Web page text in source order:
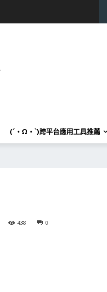
(´・Ω・`)跨平台應用工具推薦
0
438